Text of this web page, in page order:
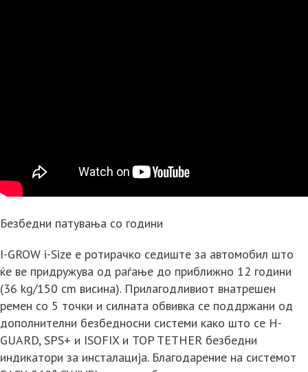
Безбедни патувања со години
I-GROW i-Size е ротирачко седиште за автомобил што
ќе ве придружува од раѓање до приближно 12 години
(36 kg/150 cm висина). Прилагодливиот внатрешен
ремен со 5 точки и силната обвивка се поддржани од
дополнителни безбедносни системи како што се H-
GUARD, SPS+ и ISOFIX и TOP TETHER безбедни
индикатори за инсталација. Благодарение на системот